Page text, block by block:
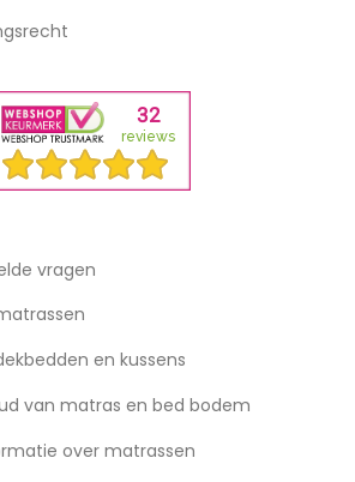
vragen
en kussens
van matras en bed bodem
over matrassen